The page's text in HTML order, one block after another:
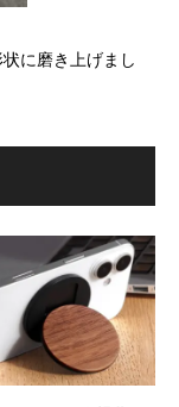
に磨き上げまし